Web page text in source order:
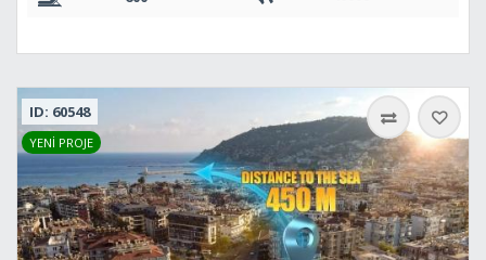
ID: 60548
YENİ PROJE